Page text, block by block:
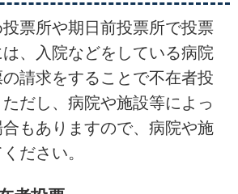
票所や期日前投票所で投票
、入院などをしている病院
請求をすることで不在者投
だし、病院や施設等によっ
もありますので、病院や施
ださい。